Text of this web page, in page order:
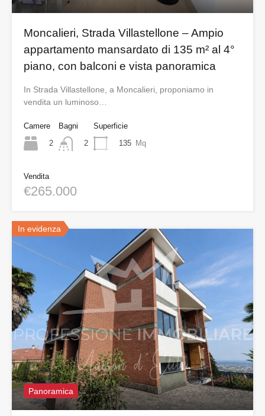
Moncalieri, Strada Villastellone – Ampio
appartamento mansardato di 135 m² al 4°
piano, con balconi e vista panoramica
In Strada Villastellone, a Moncalieri, proponiamo in
vendita un luminoso…
Camere
2
Bagni
2
Superficie
135 Mq
Vendita
€265.000
In evidenza
Panoramica